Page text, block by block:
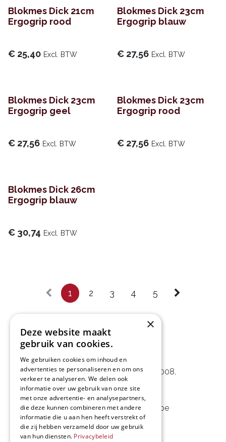
Blokmes Dick 21cm
Ergogrip rood
€ 25,40 Excl. BTW
Blokmes Dick 23cm
Ergogrip blauw
€ 27,56 Excl. BTW
Blokmes Dick 23cm
Ergogrip geel
€ 27,56 Excl. BTW
Blokmes Dick 23cm
Ergogrip rood
€ 27,56 Excl. BTW
Blokmes Dick 26cm
Ergogrip blauw
€ 30,74 Excl. BTW
1 2 3 4 5
Noorwegenstraat 29D, Haven 8008,
9940 Evergem, BE
09 253 49 57-mail@delmo.be
BE 0768.656.308
×
Deze website maakt
gebruik van cookies.
We gebruiken cookies om inhoud en
advertenties te personaliseren en om ons
verkeer te analyseren. We delen ook
informatie over uw gebruik van onze site
met onze advertentie- en analysepartners,
die deze kunnen combineren met andere
informatie die u aan hen heeft verstrekt of
die zij hebben verzameld door uw gebruik
van hun diensten. Privacybeleid